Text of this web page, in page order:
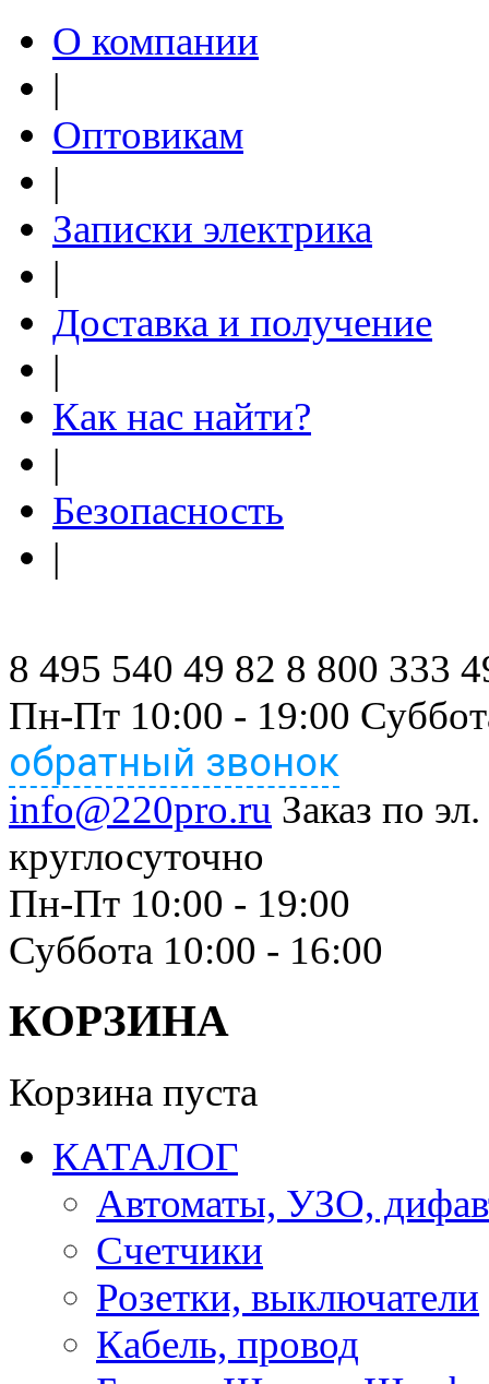
О компании
|
Оптовикам
|
Записки электрика
|
Доставка и получение
|
Как нас найти?
|
Безопасность
|
8 495 540 49 82 8 800 333
Пн-Пт 10:00 - 19:00
обратный звонок
info@220pro.ru Заказ по
круглосуточно
Пн-Пт 10:00 - 19:00
Суббота 10:00 - 16:00
КОРЗИНА
Корзина пуста
КАТАЛОГ
Автоматы, УЗО,
Счетчики
Розетки, выключатели
Кабель, провод